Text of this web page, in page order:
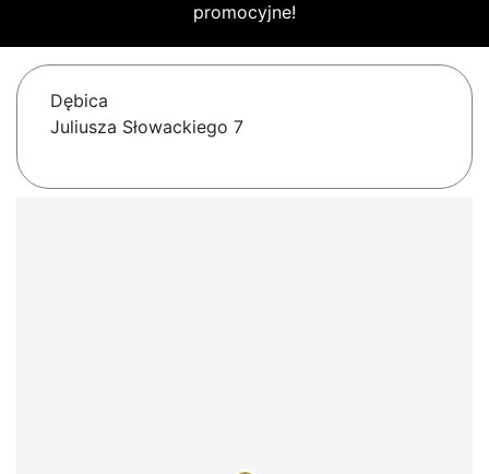
promocyjne!
Dębica
Juliusza Słowackiego 7